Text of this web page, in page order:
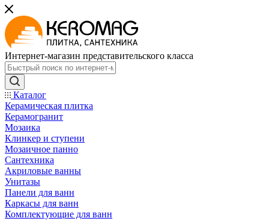
Интернет-магазин представительского класса
Каталог
Керамическая плитка
Керамогранит
Мозаика
Клинкер и ступени
Мозаичное панно
Сантехника
Акриловые ванны
Унитазы
Панели для ванн
Каркасы для ванн
Комплектующие для ванн